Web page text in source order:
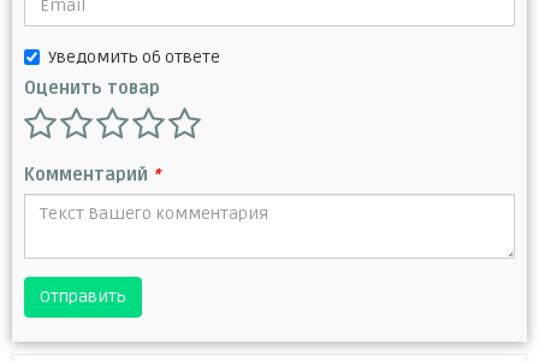
Уведомить об ответе
Оценить товар
Комментарий *
Отправить